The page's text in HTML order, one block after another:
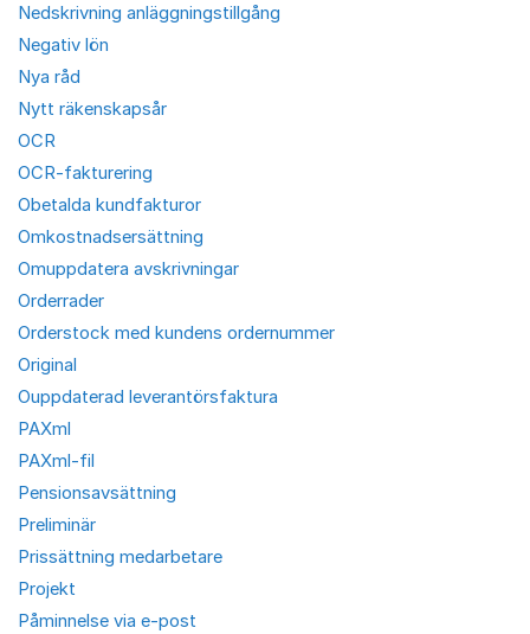
Nedskrivning anläggningstillgång
Negativ lön
Nya råd
Nytt räkenskapsår
OCR
OCR-fakturering
Obetalda kundfakturor
Omkostnadsersättning
Omuppdatera avskrivningar
Orderrader
Orderstock med kundens ordernummer
Original
Ouppdaterad leverantörsfaktura
PAXml
PAXml-fil
Pensionsavsättning
Preliminär
Prissättning medarbetare
Projekt
Påminnelse via e-post